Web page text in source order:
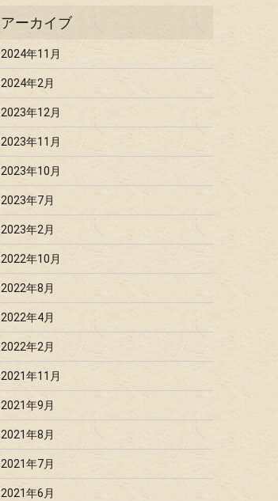
2024年11月
2024年2月
2023年12月
2023年11月
2023年10月
2023年7月
2023年2月
2022年10月
2022年8月
2022年4月
2022年2月
2021年11月
2021年9月
2021年8月
2021年7月
2021年6月